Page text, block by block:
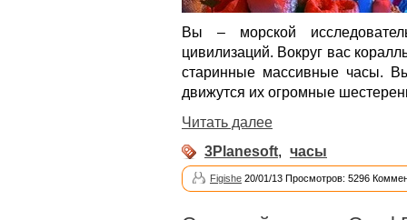
Вы – морской
цивилизаций. Вокруг вас
старинные массивные часы.
движутся их огромные
Читать далее
3Planesoft, часы
Figishe 20/01/13 Просмотров: 5296